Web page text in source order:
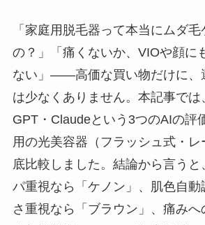
「家庭用脱毛器って本当にムダ
の？」「痛くないか、VIOや顔に
ない」——高価な買い物だけに、
は少なくありません。本記事では
GPT・Claudeという3つのAIの評
用の光美容器（フラッシュ式・
底比較しました。結論から言うと
パ重視なら「ケノン」、肌色自動
さ重視なら「ブラウン」、痛みへ